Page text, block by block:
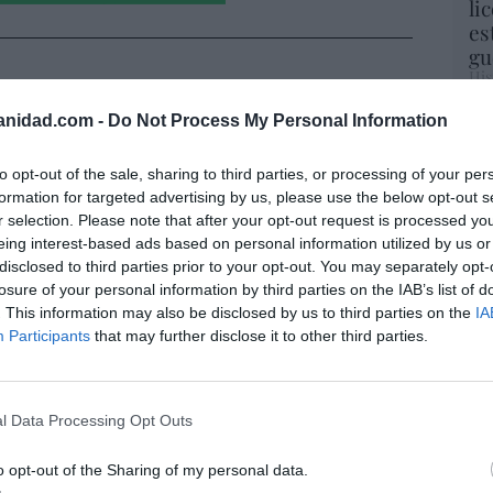
- Do Not Process My Personal Information
opt-out of the sale, sharing to third parties, or processing of your
for targeted advertising by us, please use the below opt-out
selection. Please note that after your opt-out request is processed
interest-based ads based on personal information utilized by us
to third parties prior to your opt-out. You may separately
of your personal information by third parties on the IAB’s list of
This information may also be disclosed by us to third parties on the
Participants that may further disclose it to other third parties.
Data Processing Opt Outs
opt-out of the Sharing of my personal data.
el penúltimo fiasco del Gobierno
se conforma con ser la número dos
06/08/26 12:41
De la Espriella toma posesión como
entre amenazas terroristas del ELN y el
aniversario-, con una facturación bruta